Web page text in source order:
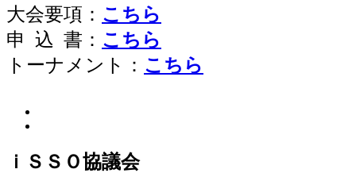
大会要項： こちら
申 込 書： こちら
トーナメント： こちら
ｉＳＳＯ協議会